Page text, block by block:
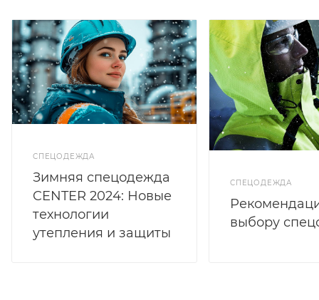
СПЕЦОДЕЖДА
Зимняя спецодежда
CENTER 2024: Новые
технологии
утепления и защиты
СПЕЦОДЕЖДА
выбору